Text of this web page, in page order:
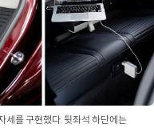
세를 구현했다. 뒷좌석 하단에는